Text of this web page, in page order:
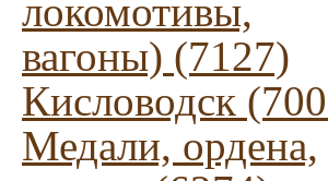
локомотивы,
вагоны) (7127)
Кисловодск
Медали, ордена,